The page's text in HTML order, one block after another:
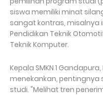
siswa memiliki minat
sangat kontras, misalnya
Pendidikan Teknik
Teknik Komputer.
Kepala SMKN 1 Gandapura,
menekankan,
studi. "Melihat tren